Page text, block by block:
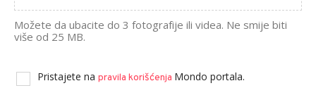
Možete da ubacite do 3 fotografije ili videa. Ne smije biti
više od 25 MB.
Pristajete na pravila korišćenja Mondo portala.